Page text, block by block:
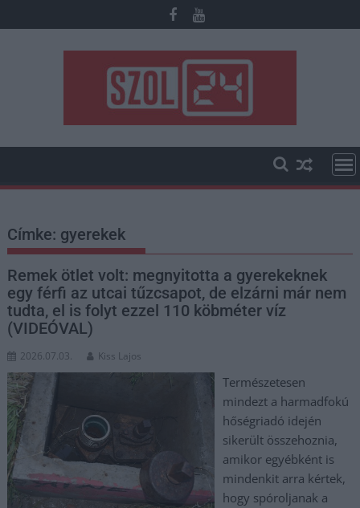
to
Címke: gyerekek
Remek ötlet volt: megnyitotta a gyerekeknek
egy férfi az utcai tűzcsapot, de elzárni már nem
tudta, el is folyt ezzel 110 köbméter víz
(VIDEÓVAL)
2026.07.03. Kiss Lajos
Természetesen
mindezt a harmadfokú
hőségriadó idején
sikerült összehoznia,
amikor egyébként is
mindenkit arra kértek,
hogy spóroljanak a